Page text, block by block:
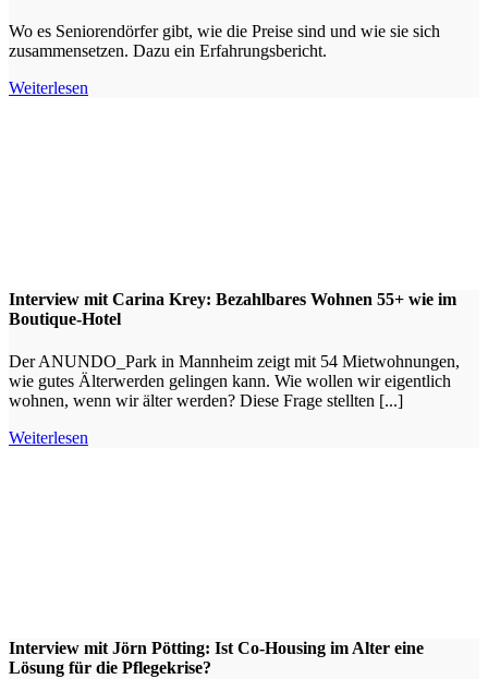
Wo es Seniorendörfer gibt, wie die Preise sind und wie sie sich
zusammensetzen. Dazu ein Erfahrungsbericht.
Weiterlesen
Interview mit Carina Krey: Bezahlbares Wohnen 55+ wie im
Boutique-Hotel
Der ANUNDO_Park in Mannheim zeigt mit 54 Mietwohnungen,
wie gutes Älterwerden gelingen kann. Wie wollen wir eigentlich
wohnen, wenn wir älter werden? Diese Frage stellten [...]
Weiterlesen
Interview mit Jörn Pötting: Ist Co-Housing im Alter eine
Lösung für die Pflegekrise?